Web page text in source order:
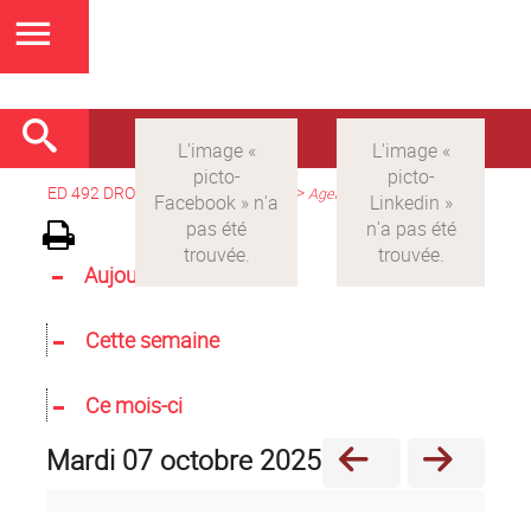
ED 492 DROIT > Version française >Agenda
Aujourd'hui
Cette semaine
Ce mois-ci
mardi 07 octobre 2025